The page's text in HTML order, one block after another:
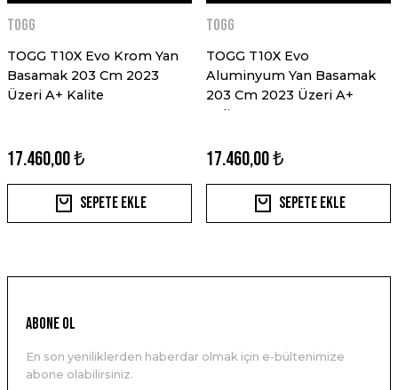
Togg
TOGG T10X Evo Krom Yan
Basamak 203 Cm 2023
Üzeri A+ Kalite
17.460,00 ₺
Sepete Ekle
Togg
TOGG T10X Evo
Aluminyum Yan Basamak
203 Cm 2023 Üzeri A+
Kalite
17.460,00 ₺
Sepete Ekle
ABONE OL
En son yeniliklerden haberdar olmak için e-bültenimize
abone olabilirsiniz.